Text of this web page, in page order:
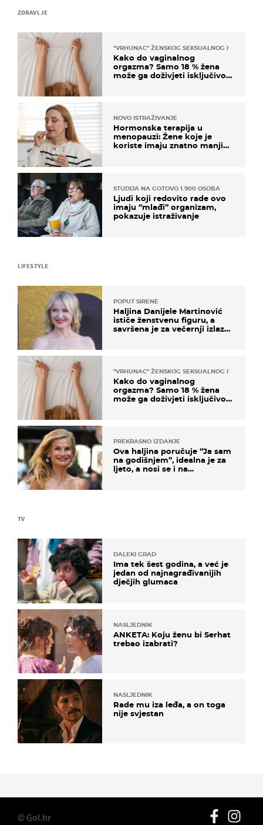
ZDRAVLJE
"VRHUNAC" ŽENSKOG SEKSUALNOG ISKUSTVA
Kako do vaginalnog
orgazma? Samo 18 % žena
može ga doživjeti isključivo
NOVO ISTRAŽIVANJE
Hormonska terapija u
menopauzi: Žene koje je
koriste imaju znatno manji
STUDIJA NA GOTOVO 1.900 OSOBA
Ljudi koji redovito rade ovo
imaju “mlađi” organizam,
pokazuje istraživanje
TV
DALEKI GRAD
Ima tek šest godina, a već je
jedan od najnagrađivanijih
dječjih glumaca
NASLJEDNIK
ANKETA: Koju ženu bi Serhat
trebao izabrati?
NASLJEDNIK
Rade mu iza leđa, a on toga
nije svjestan
LIFESTYLE
POPUT SIRENE
Haljina Danijele Martinović
ističe ženstvenu figuru, a
savršena je za večernji izlazak
"VRHUNAC" ŽENSKOG SEKSUALNOG ISKUSTVA
Kako do vaginalnog
orgazma? Samo 18 % žena
može ga doživjeti isključivo
PREKRASNO IZDANJE
Ova haljina poručuje “Ja sam
na godišnjem”, idealna je za
ljeto, a nosi se i na
© Gol.hr